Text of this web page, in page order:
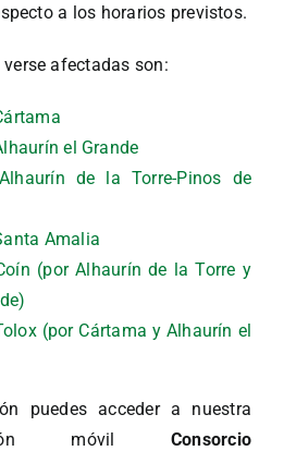
a los horarios previstos.
afectadas son:
el Grande
de la Torre-Pinos de
Amalia
(por Alhaurín de la Torre y
(por Cártama y Alhaurín el
puedes acceder a nuestra
móvil Consorcio